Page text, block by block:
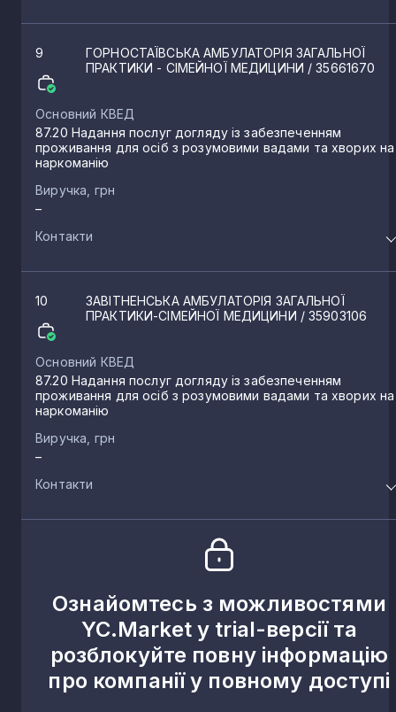
9
ГОРНОСТАЇВСЬКА АМБУЛАТОРІЯ ЗАГАЛЬНОЇ
ПРАКТИКИ - СІМЕЙНОЇ МЕДИЦИНИ / 35661670
Основний КВЕД
87.20 Надання послуг догляду із забезпеченням
проживання для осіб з розумовими вадами та хворих на
наркоманію
Виручка, грн
–
Контакти
10
ЗАВІТНЕНСЬКА АМБУЛАТОРІЯ ЗАГАЛЬНОЇ
ПРАКТИКИ-СІМЕЙНОЇ МЕДИЦИНИ / 35903106
Основний КВЕД
87.20 Надання послуг догляду із забезпеченням
проживання для осіб з розумовими вадами та хворих на
наркоманію
Виручка, грн
–
Контакти
Ознайомтесь з можливостями
YC.Market у trial-версії та
розблокуйте повну інформацію
про компанії у повному доступі